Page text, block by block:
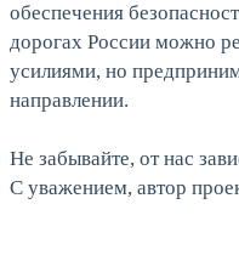
обеспечения
дорогах России можно
усилиями, но
направлении.
Не забывайте, от нас
С уважением, автор